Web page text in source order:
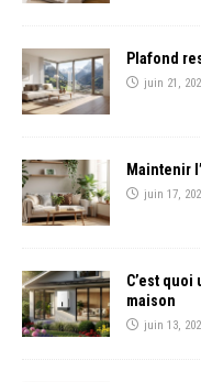
Plafond
juin 21,
Maintenir
juin 17,
C’est
maison
juin 13,